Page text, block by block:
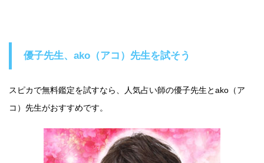
優子先生、ako（アコ）先生を試そう
スピカで無料鑑定を試すなら、人気占い師の優子先生とako（ア
コ）先生がおすすめです。